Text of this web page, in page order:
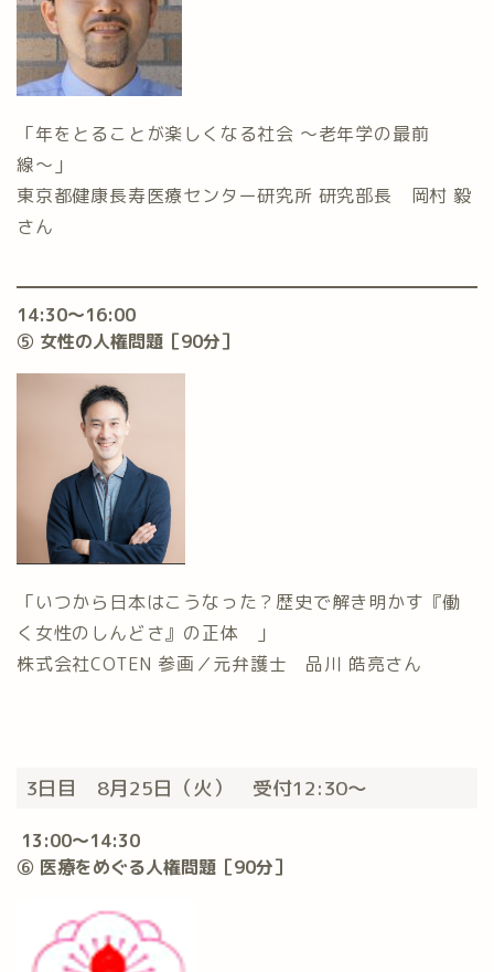
「年をとることが楽しくなる社会 〜老年学の最前
線〜」
東京都健康長寿医療センター研究所 研究部長 岡村 毅
さん
14:30〜16:00
⑤ 女性の人権問題［90分］
「いつから日本はこうなった？歴史で解き明かす『働
く女性のしんどさ』の正体 」
株式会社COTEN 参画／元弁護士 品川 皓亮さん
3日目 8月25日（火） 受付12:30〜
13:00〜14:30
⑥ 医療をめぐる人権問題［90分］